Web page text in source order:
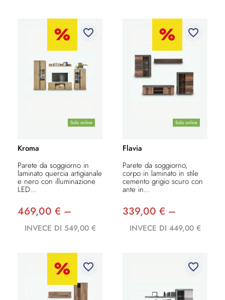
Solo online
favorite_border
Kroma
Parete da soggiorno in
laminato quercia artigianale
e nero con illuminazione
LED...
469,00 € –
INVECE DI 549,00 €
Solo online
favorite_border
Flavia
Parete da soggiorno,
corpo in laminato in stile
cemento grigio scuro con
ante in...
339,00 € –
INVECE DI 449,00 €
favorite_border favorite_border